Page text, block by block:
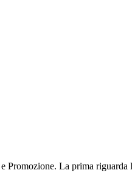
Promozione. La prima